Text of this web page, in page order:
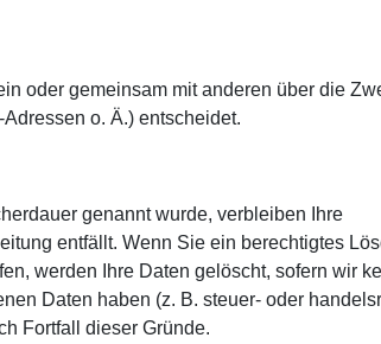
oder gemeinsam mit anderen über die
o. Ä.) entscheidet.
genannt wurde, verbleiben Ihre
entfällt. Wenn Sie ein berechtigtes
werden Ihre Daten gelöscht, sofern wir
Daten haben (z. B. steuer- oder
Fortfall dieser Gründe.